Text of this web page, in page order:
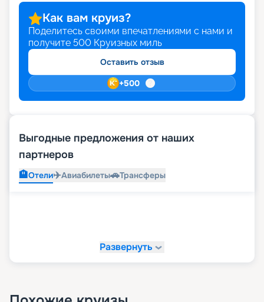
Как вам круиз?
Поделитесь своими впечатлениями с нами и
получите 500 Круизных миль
Оставить отзыв
+500
Выгодные предложения от наших
партнеров
🏨Отели✈️Авиабилеты🚗Трансферы
Развернуть